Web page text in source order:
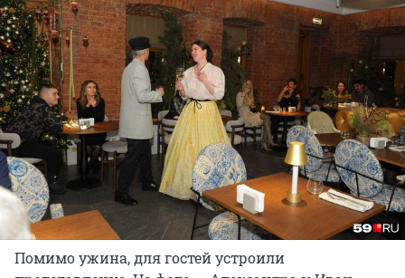
Помимо ужина, для гостей устроили